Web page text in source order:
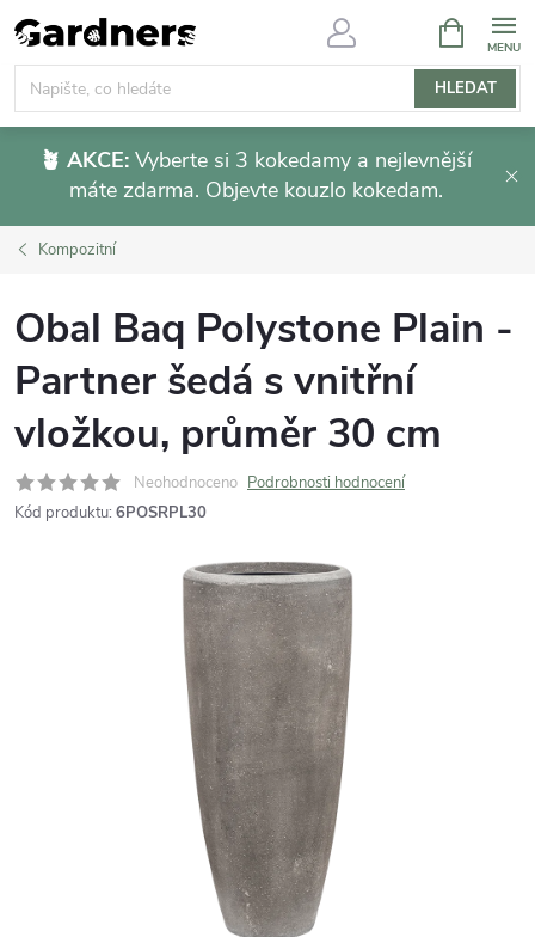
Přejít
na
obsah
HLEDAT
NÁKUPNÍ
KOŠÍK
🪴 AKCE: Vyberte si 3 kokedamy a nejlevnější
máte zdarma. Objevte kouzlo kokedam.
Kompozitní
Obal Baq Polystone Plain -
Partner šedá s vnitřní
vložkou, průměr 30 cm
Neohodnoceno Podrobnosti hodnocení
Kód produktu: 6POSRPL30